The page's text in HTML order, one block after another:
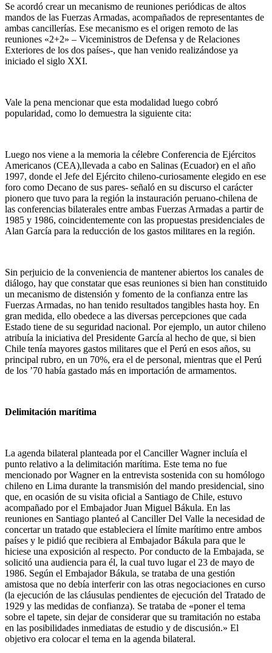
Se acordó crear un mecanismo de reuniones periódicas de altos
mandos de las Fuerzas Armadas, acompañados de representantes de
ambas cancillerías. Ese mecanismo es el origen remoto de las
reuniones «2+2» – Viceministros de Defensa y de Relaciones
Exteriores de los dos países-, que han venido realizándose ya
iniciado el siglo XXI.
Vale la pena mencionar que esta modalidad luego cobró
popularidad, como lo demuestra la siguiente cita:
Luego nos viene a la memoria la célebre Conferencia de Ejércitos
Americanos (CEA),llevada a cabo en Salinas (Ecuador) en el año
1997, donde el Jefe del Ejército chileno-curiosamente elegido en ese
foro como Decano de sus pares- señaló en su discurso el carácter
pionero que tuvo para la región la instauración peruano-chilena de
las conferencias bilaterales entre ambas Fuerzas Armadas a partir de
1985 y 1986, coincidentemente con las propuestas presidenciales de
Alan García para la reducción de los gastos militares en la región.
Sin perjuicio de la conveniencia de mantener abiertos los canales de
diálogo, hay que constatar que esas reuniones si bien han constituido
un mecanismo de distensión y fomento de la confianza entre las
Fuerzas Armadas, no han tenido resultados tangibles hasta hoy. En
gran medida, ello obedece a las diversas percepciones que cada
Estado tiene de su seguridad nacional. Por ejemplo, un autor chileno
atribuía la iniciativa del Presidente García al hecho de que, si bien
Chile tenía mayores gastos militares que el Perú en esos años, su
principal rubro, en un 70%, era el de personal, mientras que el Perú
de los ’70 había gastado más en importación de armamentos.
Delimitación marítima
La agenda bilateral planteada por el Canciller Wagner incluía el
punto relativo a la delimitación marítima. Este tema no fue
mencionado por Wagner en la entrevista sostenida con su homólogo
chileno en Lima durante la transmisión del mando presidencial, sino
que, en ocasión de su visita oficial a Santiago de Chile, estuvo
acompañado por el Embajador Juan Miguel Bákula. En las
reuniones en Santiago planteó al Canciller Del Valle la necesidad de
concertar un tratado que estableciera el límite marítimo entre ambos
países y le pidió que recibiera al Embajador Bákula para que le
hiciese una exposición al respecto. Por conducto de la Embajada, se
solicitó una audiencia para él, la cual tuvo lugar el 23 de mayo de
1986. Según el Embajador Bákula, se trataba de una gestión
amistosa que no debía interferir con las otras negociaciones en curso
(la ejecución de las cláusulas pendientes de ejecución del Tratado de
1929 y las medidas de confianza). Se trataba de «poner el tema
sobre el tapete, sin dejar de considerar que su tramitación no estaba
en las posibilidades inmediatas de estudio y de discusión.» El
objetivo era colocar el tema en la agenda bilateral.